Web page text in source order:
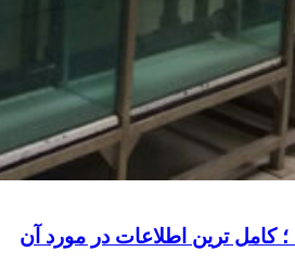
کامل ترین اطلاعات در مورد آن